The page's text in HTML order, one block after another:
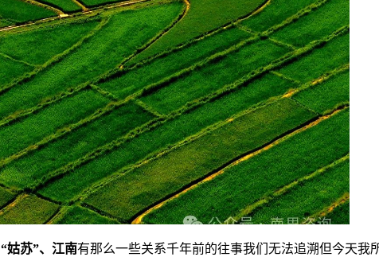
“姑苏”、江南有那么一些关系千年前的往事我们无法追溯但今天我